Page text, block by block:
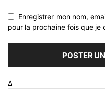
Enregistrer mon nom,
pour la prochaine fois que je
Δ